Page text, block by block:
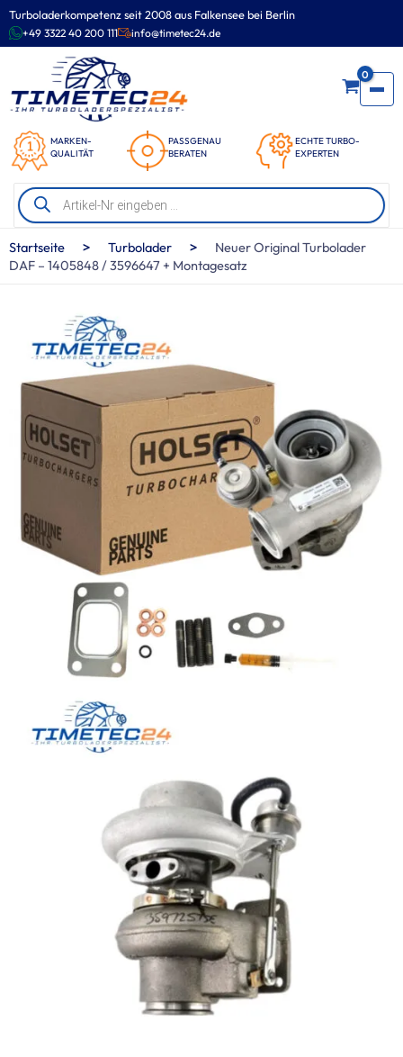
Turboladerkompetenz seit 2008 aus Falkensee bei Berlin
+49 3322 40 200 111 info@timetec24.de
MARKEN-
QUALITÄT
PASSGENAU
BERATEN
ECHTE TURBO-
EXPERTEN
0
Products
search
Zum
Inhalt
springen
Startseite > Turbolader >
Neuer Original Turbolader
DAF – 1405848 / 3596647 + Montagesatz